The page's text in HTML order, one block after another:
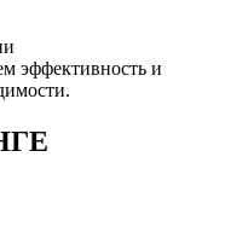
эффективность и